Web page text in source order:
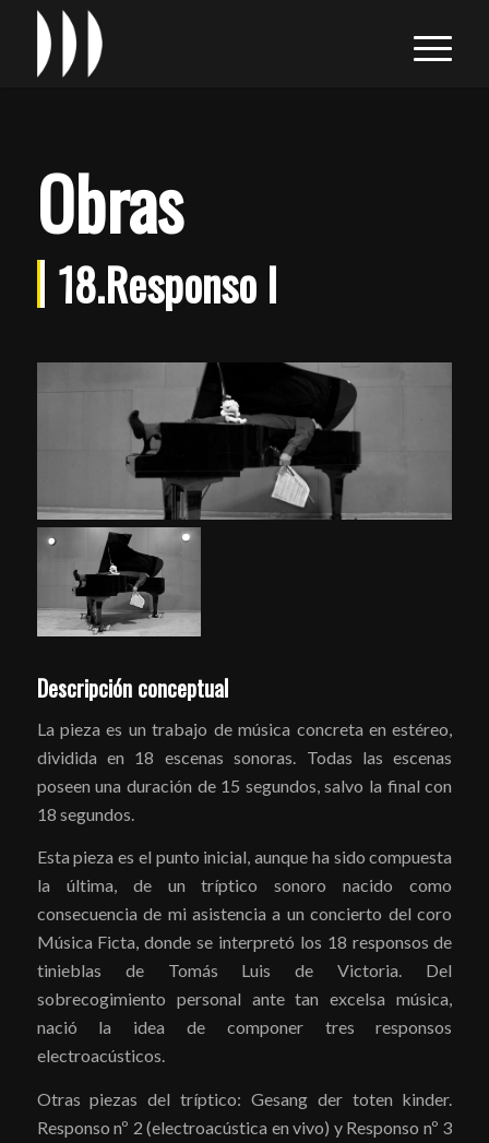
Obras
18.Responso I
Descripción conceptual
La pieza es un trabajo de música concreta en estéreo,
dividida en 18 escenas sonoras. Todas las escenas
poseen una duración de 15 segundos, salvo la final con
18 segundos.
Esta pieza es el punto inicial, aunque ha sido compuesta
la última, de un tríptico sonoro nacido como
consecuencia de mi asistencia a un concierto del coro
Música Ficta, donde se interpretó los 18 responsos de
tinieblas de Tomás Luis de Victoria. Del
sobrecogimiento personal ante tan excelsa música,
nació la idea de componer tres responsos
electroacústicos.
Otras piezas del tríptico: Gesang der toten kinder.
Responso nº 2 (electroacústica en vivo) y Responso nº 3